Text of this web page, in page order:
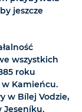
jeszcze
wszystkich
roku
Kamieńcu.
w Bílej Vodzie,
Jeseníku.